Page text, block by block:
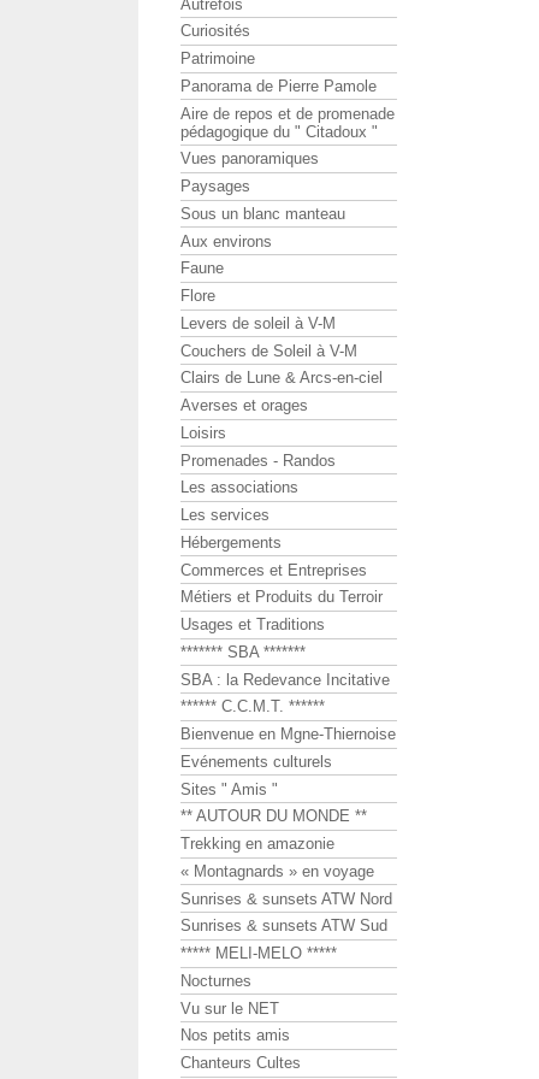
Autrefois
Curiosités
Patrimoine
Panorama de Pierre Pamole
Aire de repos et de promenade
pédagogique du " Citadoux "
Vues panoramiques
Paysages
Sous un blanc manteau
Aux environs
Faune
Flore
Levers de soleil à V-M
Couchers de Soleil à V-M
Clairs de Lune & Arcs-en-ciel
Averses et orages
Loisirs
Promenades - Randos
Les associations
Les services
Hébergements
Commerces et Entreprises
Métiers et Produits du Terroir
Usages et Traditions
******* SBA *******
SBA : la Redevance Incitative
****** C.C.M.T. ******
Bienvenue en Mgne-Thiernoise
Evénements culturels
Sites " Amis "
** AUTOUR DU MONDE **
Trekking en amazonie
« Montagnards » en voyage
Sunrises & sunsets ATW Nord
Sunrises & sunsets ATW Sud
***** MELI-MELO *****
Nocturnes
Vu sur le NET
Nos petits amis
Chanteurs Cultes